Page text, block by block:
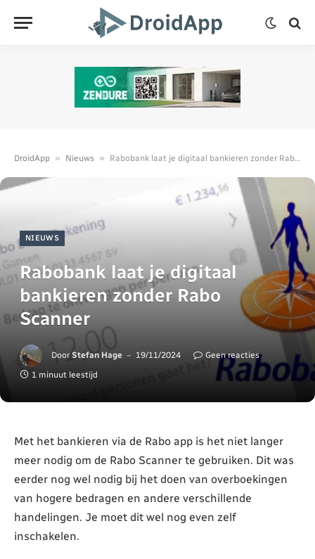
DroidApp » Nieuws » Rabobank laat je digitaal bankieren zonder Rabo Scanner
NIEUWS
Rabobank laat je digitaal
bankieren zonder Rabo
Scanner
Door Stefan Hage 19/11/2024
Geen reacties
1 minuut leestijd
Met het bankieren via de Rabo app is het niet langer
meer nodig om de Rabo Scanner te gebruiken. Dit was
eerder nog wel nodig bij het doen van overboekingen
van hogere bedragen en andere verschillende
handelingen. Je moet dit wel nog even zelf
inschakelen.